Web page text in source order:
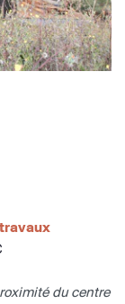
du centre